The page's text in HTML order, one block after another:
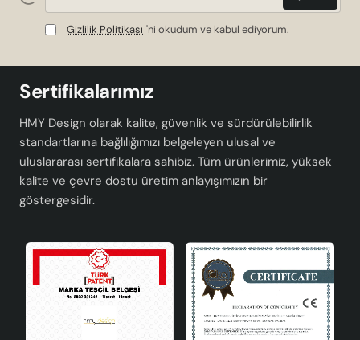
Gizlilik Politikası 'ni okudum ve kabul ediyorum.
Sertifikalarımız
HMY Design olarak kalite, güvenlik ve sürdürülebilirlik
standartlarına bağlılığımızı belgeleyen ulusal ve
uluslararası sertifikalara sahibiz. Tüm ürünlerimiz, yüksek
kalite ve çevre dostu üretim anlayışımızın bir
göstergesidir.